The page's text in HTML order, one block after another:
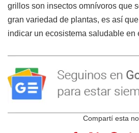
grillos son insectos omnívoros que
gran variedad de plantas, es así
indicar un ecosistema saludable en